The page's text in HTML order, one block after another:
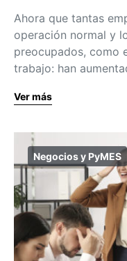
Ahora que tantas
operación normal y
preocupados, como
trabajo: han
Ver más
Negocios y PyMES